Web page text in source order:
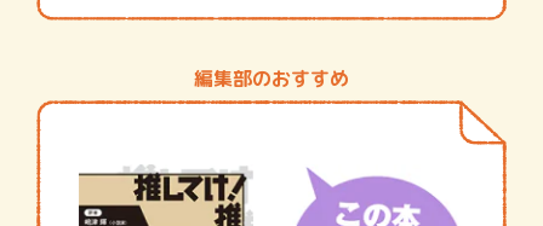
編集部のおすすめ